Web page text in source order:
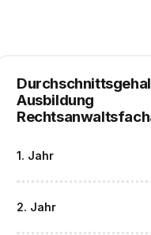
Ausbildung
1. Jahr
2. Jahr